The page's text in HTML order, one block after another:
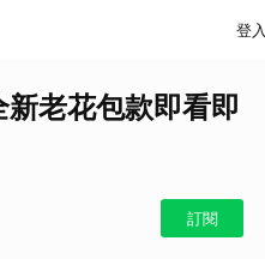
登入
老花包款即看即
訂閱